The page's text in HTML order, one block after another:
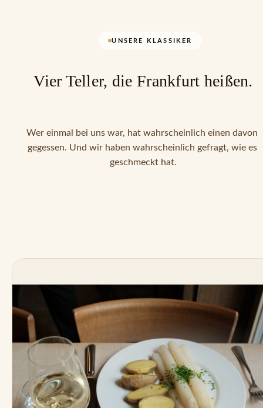
UNSERE KLASSIKER
Vier Teller, die Frankfurt heißen.
Wer einmal bei uns war, hat wahrscheinlich einen davon
gegessen. Und wir haben wahrscheinlich gefragt, wie es
geschmeckt hat.